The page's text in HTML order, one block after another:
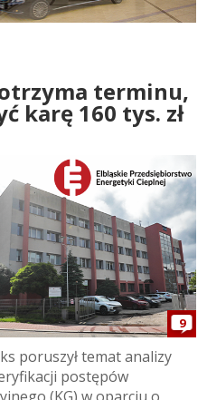
terminu,
karę 160 tys. zł
9
poruszył temat analizy
postępów